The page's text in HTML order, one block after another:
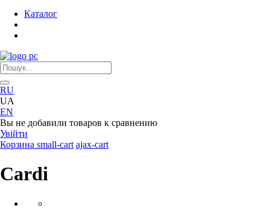
Каталог
RU
UA
EN
Вы не добавили товаров к сравнению
Увійти
Корзина small-cart ajax-cart
Cardi